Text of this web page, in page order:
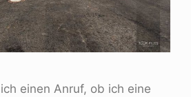
einen Anruf, ob ich eine